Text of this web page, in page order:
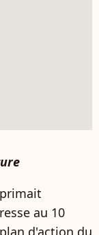
au 10
d'action du